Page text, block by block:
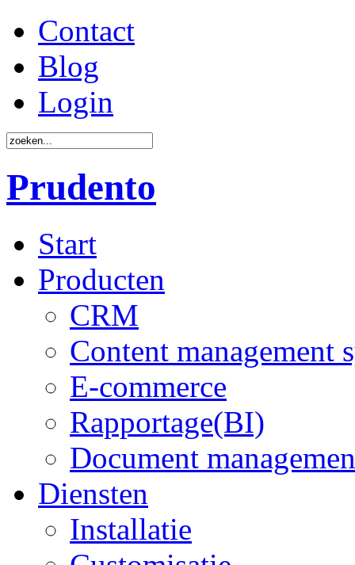
Contact
Blog
Login
Prudento
Start
Producten
CRM
Content management
E-commerce
Rapportage(BI)
Document
Diensten
Installatie